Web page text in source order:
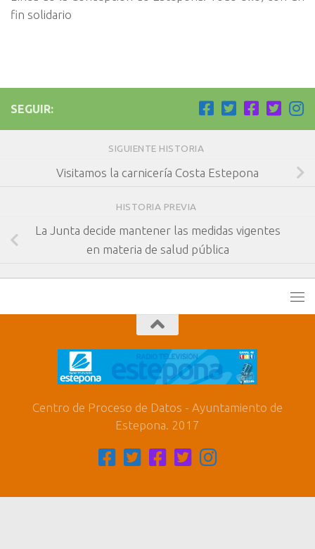
fin solidario
SEGUIR:
SIGUIENTE HISTORIA
Visitamos la carnicería Costa Estepona
HISTORIA PREVIA
La Junta decide mantener las medidas vigentes
en materia de salud pública
Centro de Proceso de Datos - Ayuntamiento de
Estepona. 2017